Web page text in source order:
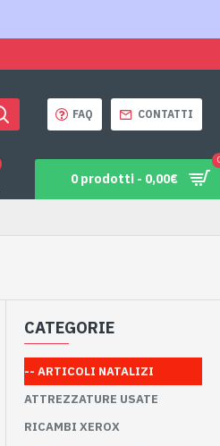
FAQ CONTATTI
0 prodotti - 0,00€
CATEGORIE
-- ARTICOLI NATALIZI
ATTREZZATURE USATE
RICAMBI XEROX